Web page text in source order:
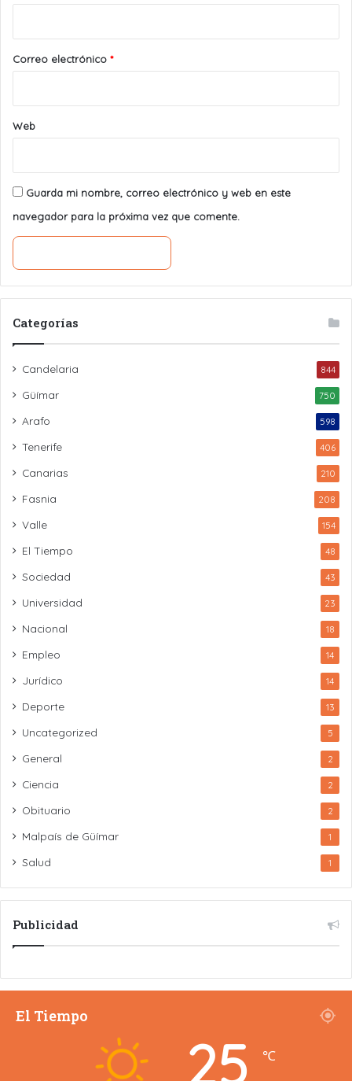
*Correo electrónico *
Web
Guarda mi nombre, correo electrónico y web en este
navegador para la próxima vez que comente.
Categorías
Candelaria 844
Güímar 750
Arafo 598
Tenerife 406
Canarias 210
Fasnia 208
Valle 154
El Tiempo 48
Sociedad 43
Universidad 23
Nacional 18
Empleo 14
Jurídico 14
Deporte 13
Uncategorized 5
General 2
Ciencia 2
Obituario 2
Malpaís de Güímar 1
Salud 1
Publicidad
El Tiempo
25 ℃